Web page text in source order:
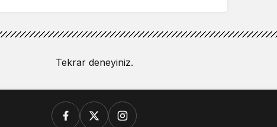
Tekrar deneyiniz.